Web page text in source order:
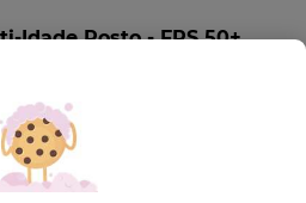
Idade Rosto - FPS 50+
e textura fluida não colante
e protege a pele.